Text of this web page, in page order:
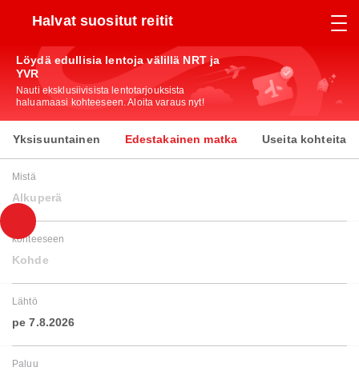
Halvat suositut reitit
Löydä edullisia lentoja välillä NRT ja
YVR
Nauti eksklusiivisista lentotarjouksista
haluamaasi kohteeseen. Aloita varaus nyt!
Yksisuuntainen Edestakainen matka Useita kohteita
Mistä
Alkuperä
kohteeseen
Kohde
Lähtö
pe 7.8.2026
Paluu